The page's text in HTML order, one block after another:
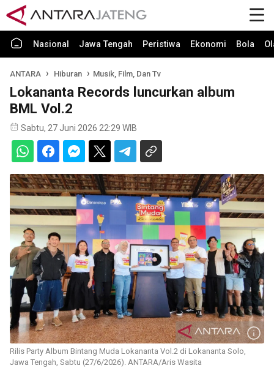
Nasional Jawa Tengah Peristiwa Ekonomi Bola
ANTARA Hiburan Musik, Film, Dan Tv
Lokananta Records luncurkan album
BML Vol.2
Sabtu, 27 Juni 2026 22:29 WIB
Rilis Party Album Bintang Muda Lokananta Vol.2 di Lokananta Solo,
Jawa Tengah, Sabtu (27/6/2026). ANTARA/Aris Wasita